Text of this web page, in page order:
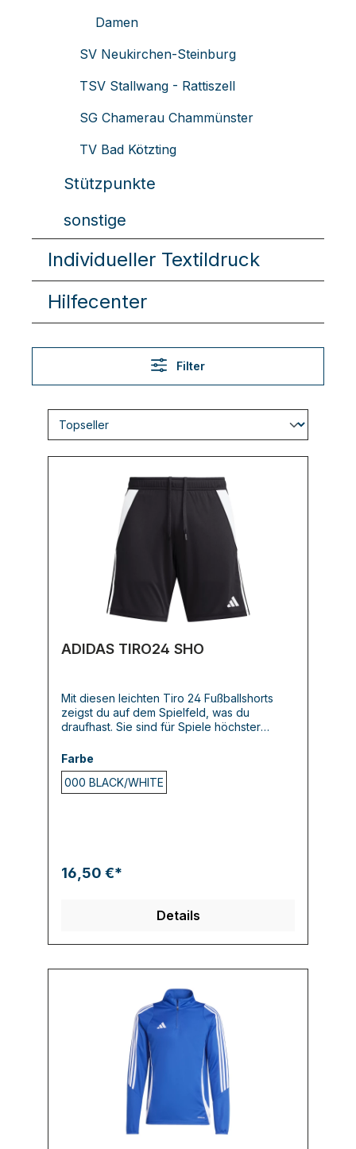
Damen
SV Neukirchen-Steinburg
TSV Stallwang - Rattiszell
SG Chamerau Chammünster
TV Bad Kötzting
Stützpunkte
sonstige
Individueller Textildruck
Hilfecenter
Filter
ADIDAS TIRO24 SHO
Mit diesen leichten Tiro 24 Fußballshorts
zeigst du auf dem Spielfeld, was du
draufhast. Sie sind für Spiele höchster
feuchtigkeitsabsorbierender AEROREADY
Technologie für ein angenehm frisches
Tragegefühl bis zum Schlusspfiff. Die 3-
Streifen an den Seiten und das aufgestickte
Farbe
000 BLACK/WHITE
16,50 €*
Details